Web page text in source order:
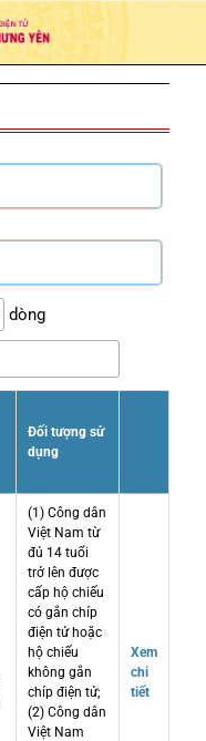
dòng
Đối tượng sử
dụng
(1) Công dân
Việt Nam từ
đủ 14 tuổi
trở lên được
cấp hộ chiếu
có gắn chíp
điện tử hoặc
hộ chiếu
không gắn
chíp điện tử;
(2) Công dân
Việt Nam
Xem
chi
tiết